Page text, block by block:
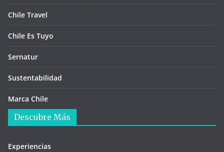
Chile Travel
Chile Es Tuyo
Sernatur
Sustentabilidad
Marca Chile
Descubre Más
Experiencias